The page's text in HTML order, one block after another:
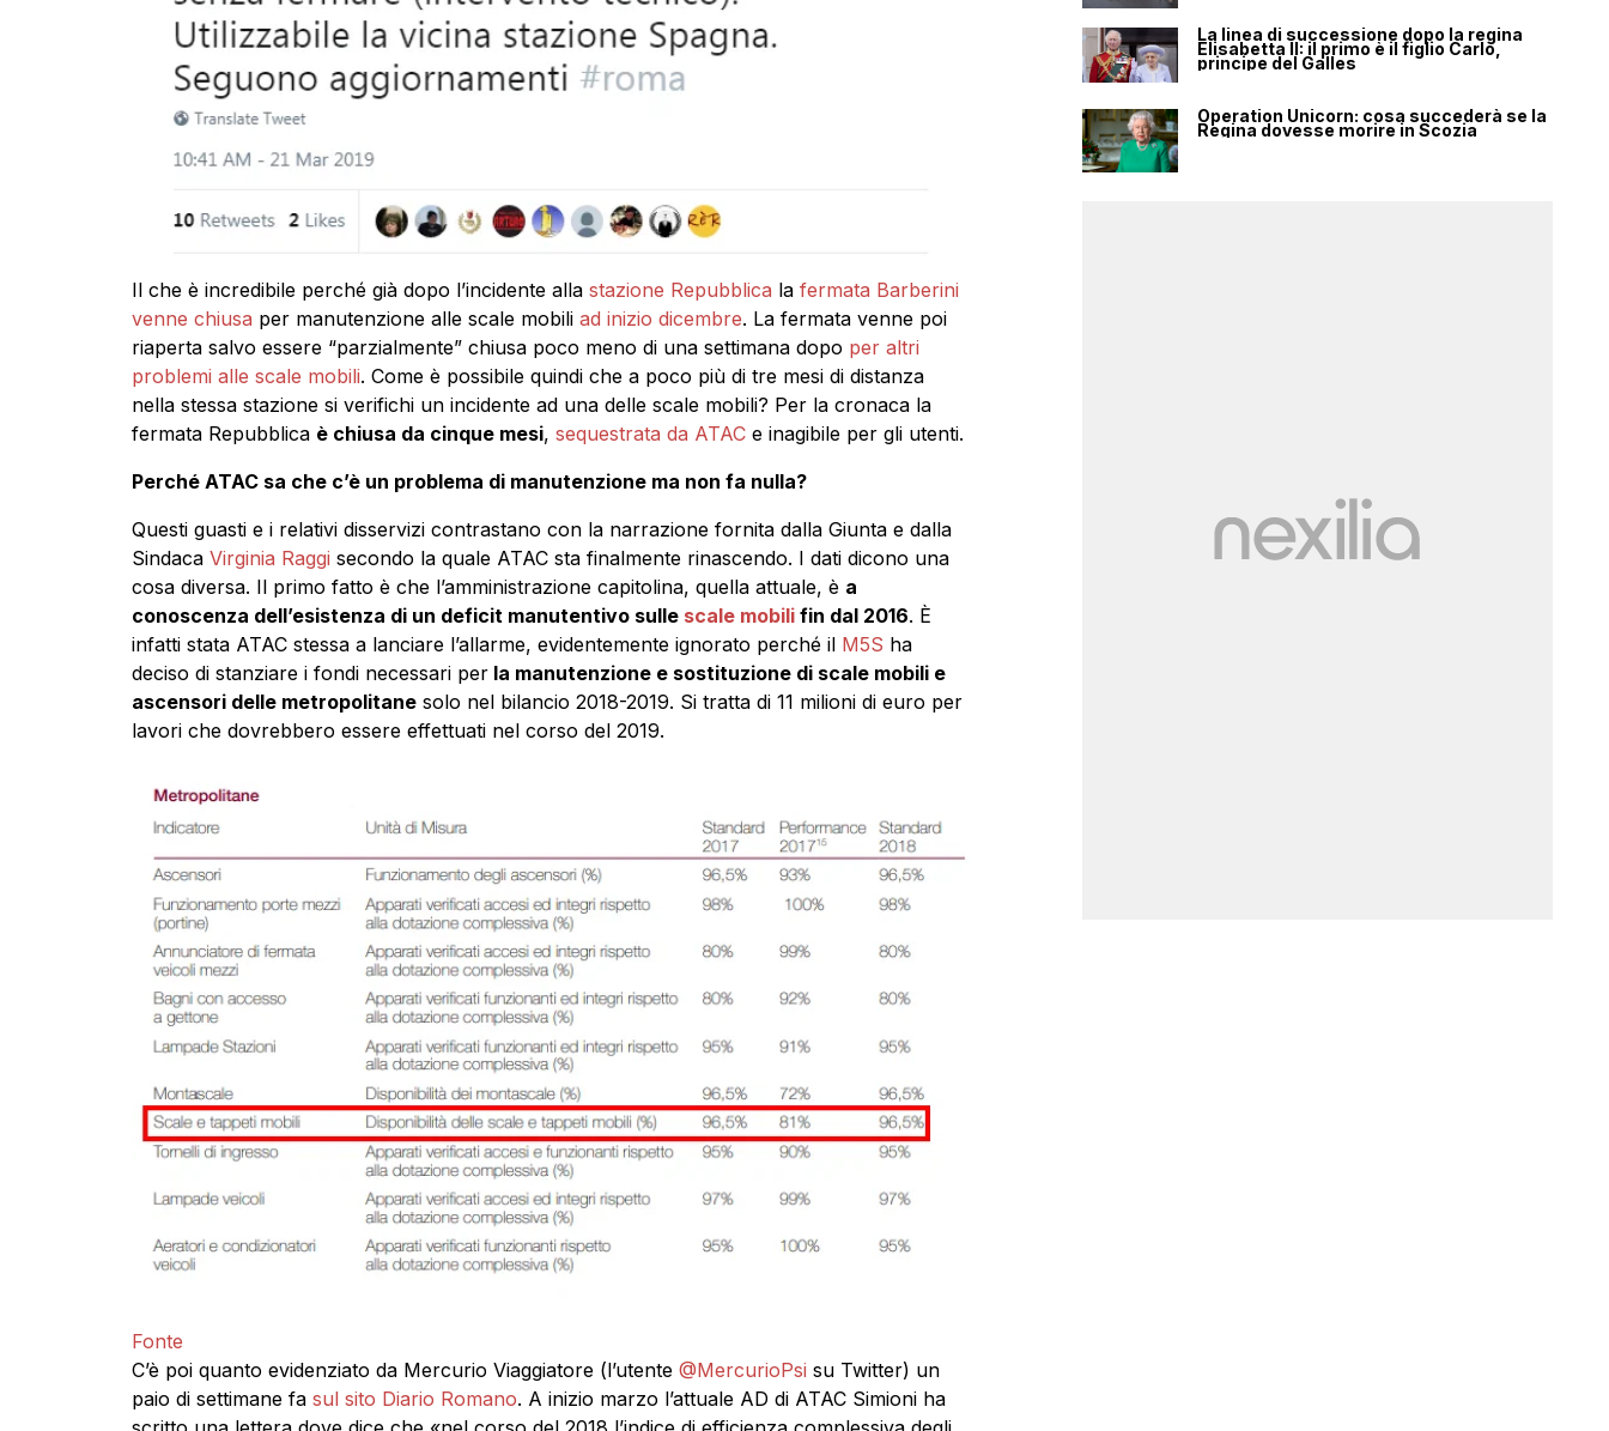
Il che è incredibile perché già dopo l’incidente alla stazione Repubblica la fermata Barberini
venne chiusa per manutenzione alle scale mobili ad inizio dicembre. La fermata venne poi
riaperta salvo essere “parzialmente” chiusa poco meno di una settimana dopo per altri
problemi alle scale mobili. Come è possibile quindi che a poco più di tre mesi di distanza
nella stessa stazione si verifichi un incidente ad una delle scale mobili? Per la cronaca la
fermata Repubblica è chiusa da cinque mesi, sequestrata da ATACe inagibile per gli utenti.
Perché ATAC sa che c’è un problema di manutenzione ma non fa nulla?
Questi guasti e i relativi disservizi contrastano con la narrazione fornita dalla Giunta e dalla
Sindaca Virginia Raggi secondo la quale ATAC sta finalmente rinascendo. I dati dicono una
cosa diversa. Il primo fatto è che l’amministrazione capitolina, quella attuale, è a
conoscenza dell’esistenza di un deficit manutentivo sullescale mobilifin dal 2016. È
infatti stata ATAC stessa a lanciare l’allarme, evidentemente ignorato perché il M5S ha
deciso di stanziare i fondi necessari perla manutenzione e sostituzione di scale mobili e
ascensori delle metropolitanesolo nel bilancio 2018-2019. Si tratta di 11 milioni di euro per
lavori che dovrebbero essere effettuati nel corso del 2019.
Fonte
C’è poi quanto evidenziato da Mercurio Viaggiatore (l’utente @MercurioPsi su Twitter) un
paio di settimane fasul sito Diario Romano. A inizio marzo l’attuale AD di ATAC Simioni ha
La linea di successione dopo la regina
Elisabetta II: il primo è il figlio Carlo,
principe del Galles
Operation Unicorn: cosa succederà se la
Regina dovesse morire in Scozia